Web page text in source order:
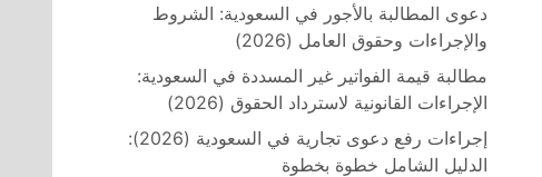
دعوى المطالبة بالأجور في السعودية: الشروط
والإجراءات وحقوق العامل (2026)
مطالبة قيمة الفواتير غير المسددة في السعودية:
الإجراءات القانونية لاسترداد الحقوق (2026)
إجراءات رفع دعوى تجارية في السعودية (2026):
الدليل الشامل خطوة بخطوة